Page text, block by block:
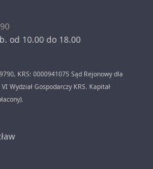
od 10.00 do 18.00
KRS: 0000941075 Sąd Rejonowy dla
Wydział Gospodarczy KRS. Kapitał